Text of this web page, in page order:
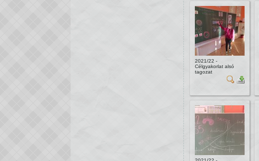
2021/22 -
Célgyakorlat alsó
tagozat